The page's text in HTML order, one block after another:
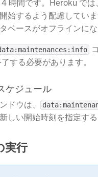
時間です。Heroku で
始するよう配慮してい
ベースがオフラインに
する必要があります。
ケジュール
ドウは、
しい開始時刻を指定す
実行